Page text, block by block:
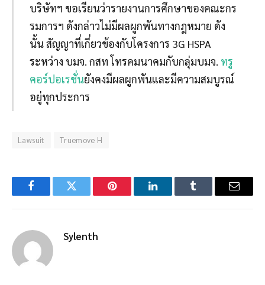
บริษัทฯ ขอเรียนว่ารายงานการศึกษาของคณะกร
รมการฯ ดังกล่าวไม่มีผลผูกพันทางกฎหมาย ดัง
นั้น สัญญาที่เกี่ยวข้องกับโครงการ 3G HSPA
ระหว่าง บมจ. กสท โทรคมนาคมกับกลุ่มบมจ. ทรู
คอร์ปอเรชั่นยังคงมีผลผูกพันและมีความสมบูรณ์
อยู่ทุกประการ
Lawsuit Truemove H
FacebookTwitter Pinterest LinkedInTumblr Email
Sylenth